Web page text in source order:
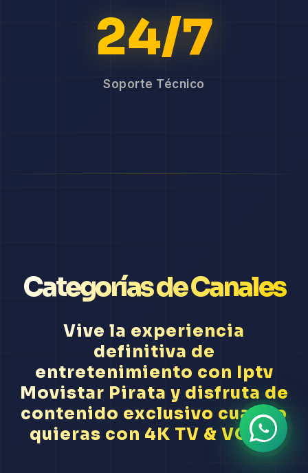
24/7
Soporte Técnico
Categorías de Canales
Vive la experiencia
definitiva de
entretenimiento con Iptv
Movistar Pirata y disfruta de
contenido exclusivo cuando
quieras con 4K TV & VODs.